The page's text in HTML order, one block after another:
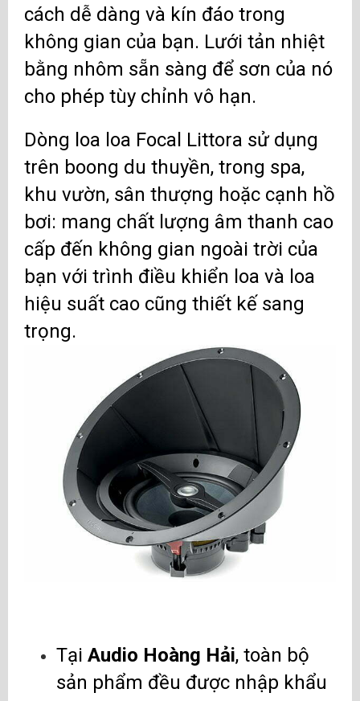
cách dễ dàng và kín đáo trong
không gian của bạn. Lưới tản nhiệt
bằng nhôm sẵn sàng để sơn của nó
cho phép tùy chỉnh vô hạn.
Dòng loa loa Focal Littora sử dụng
trên boong du thuyền, trong spa,
khu vườn, sân thượng hoặc cạnh hồ
bơi: mang chất lượng âm thanh cao
cấp đến không gian ngoài trời của
bạn với trình điều khiển loa và loa
hiệu suất cao cũng thiết kế sang
trọng.
Tại Audio Hoàng Hải, toàn bộ
sản phẩm đều được nhập khẩu